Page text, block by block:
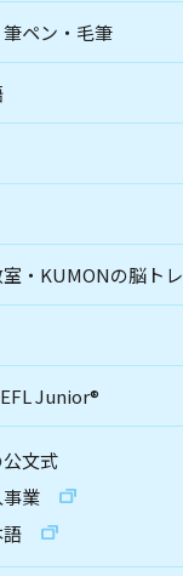
ペン・毛筆
・KUMONの脳トレ
Junior®
文式
業